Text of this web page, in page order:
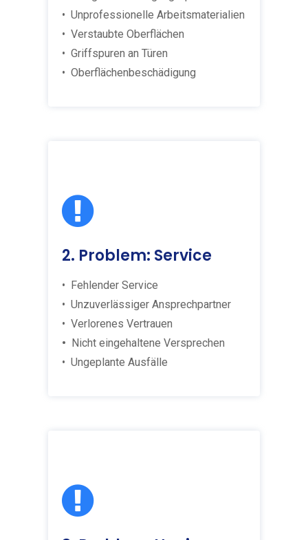
• Unprofessionelle Arbeitsmaterialien
• Verstaubte Oberflächen
• Griffspuren an Türen
• Oberflächenbeschädigung
2. Problem: Service
• Fehlender Service
• Unzuverlässiger Ansprechpartner
• Verlorenes Vertrauen
• Nicht eingehaltene Versprechen
• Ungeplante Ausfälle